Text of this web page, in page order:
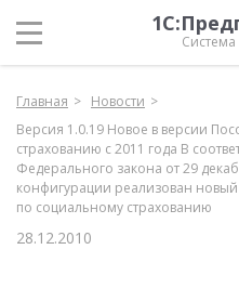
Главная
Новости
Версия 1.0.19 Новое в версии
страхованию с 2011 года В
Федерального закона от 29
конфигурации реализован
по социальному страхованию
28.12.2010